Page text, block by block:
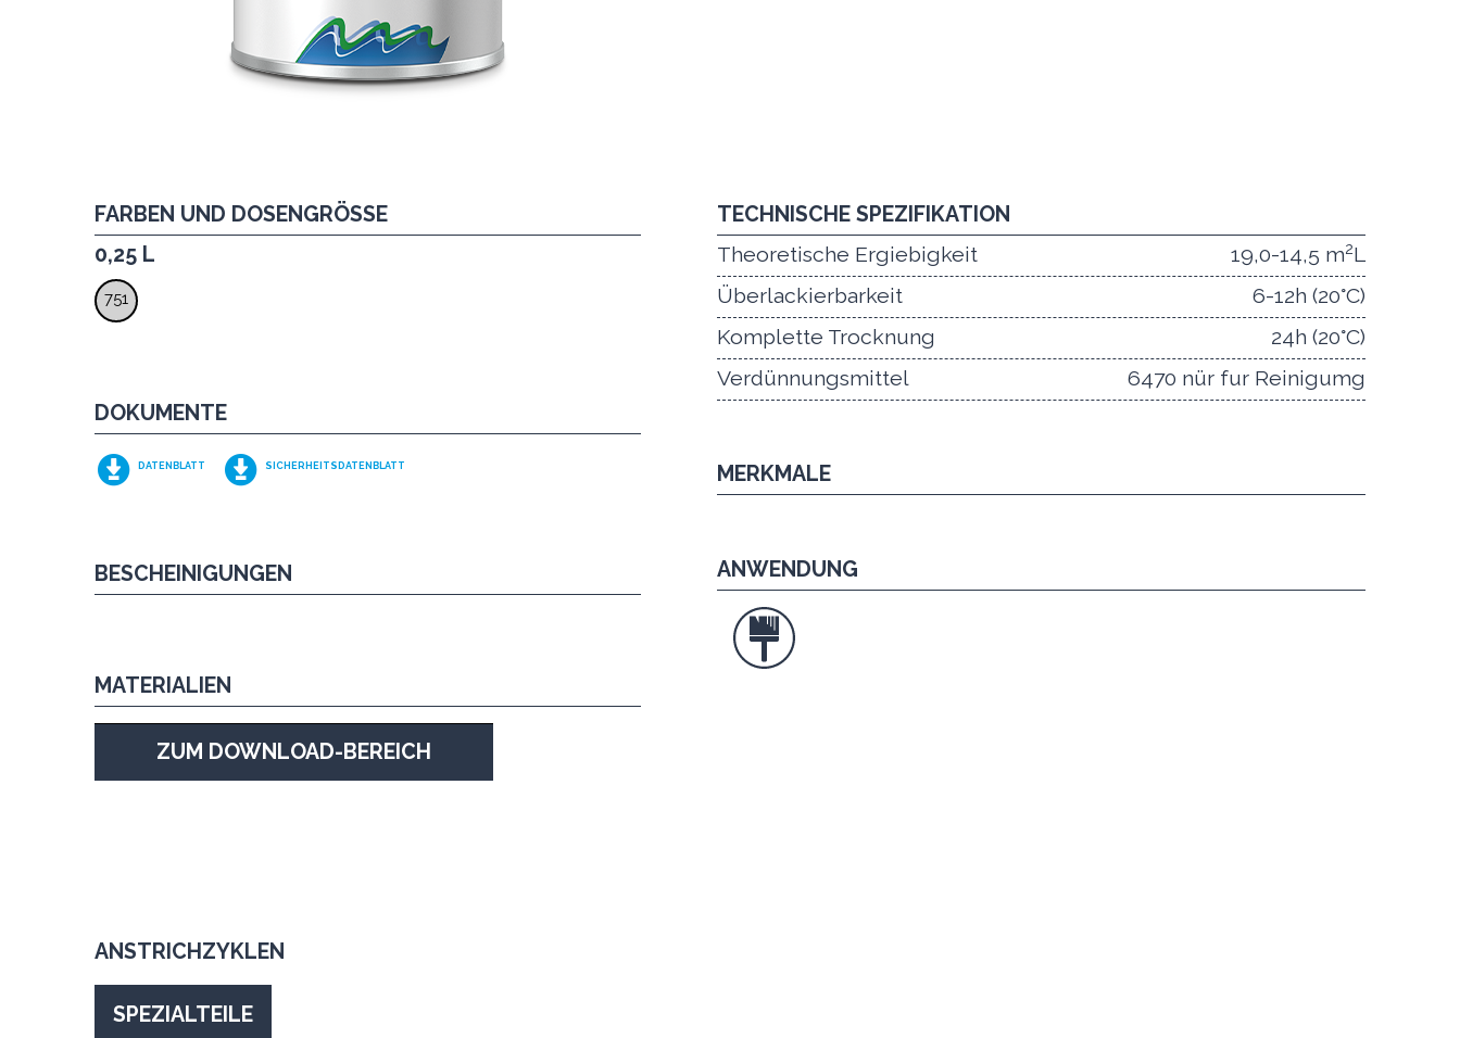
FARBEN UND DOSENGRÖSSE
0,25 L
751
DOKUMENTE
DATENBLATT SICHERHEITSDATENBLATT
BESCHEINIGUNGEN
MATERIALIEN
ZUM DOWNLOAD-BEREICH
TECHNISCHE SPEZIFIKATION
Theoretische Ergiebigkeit
19,0-14,5 m2L
Überlackierbarkeit
6-12h (20°C)
Komplette Trocknung
24h (20°C)
Verdünnungsmittel
6470 nür fur Reinigumg
MERKMALE
ANWENDUNG
ANSTRICHZYKLEN
SPEZIALTEILE